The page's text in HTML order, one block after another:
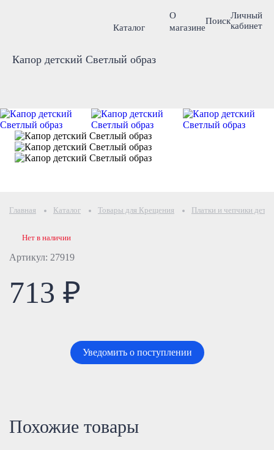
Каталог
О
магазине
Поиск
Личный
кабинет
Капор детский Светлый образ
Главная Каталог Товары для Крещения Платки и чепчики детям
Артикул: 27919
Нет в наличии
713 ₽
Уведомить о поступлении
Похожие товары